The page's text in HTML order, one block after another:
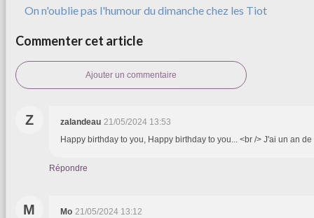
On n'oublie pas l'humour du dimanche chez les Tiot
Commenter cet article
Ajouter un commentaire
Z zalandeau 21/05/2024 13:53
Happy birthday to you, Happy birthday to you... <br /> J'ai un an
Répondre
M Mo 21/05/2024 13:12